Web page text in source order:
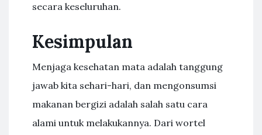
secara keseluruhan.
Kesimpulan
Menjaga kesehatan mata adalah tanggung
jawab kita sehari-hari, dan mengonsumsi
makanan bergizi adalah salah satu cara
alami untuk melakukannya. Dari wortel